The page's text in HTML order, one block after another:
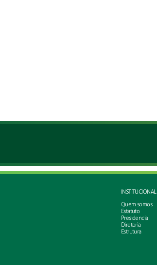
INSTITUCIONAL
Quem somos
Estatuto
Presidencia
Diretoria
Estrutura